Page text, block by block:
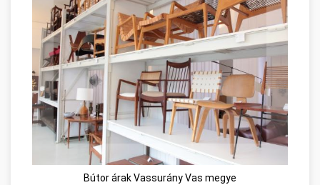
Bútor árak Vassurány Vas megye